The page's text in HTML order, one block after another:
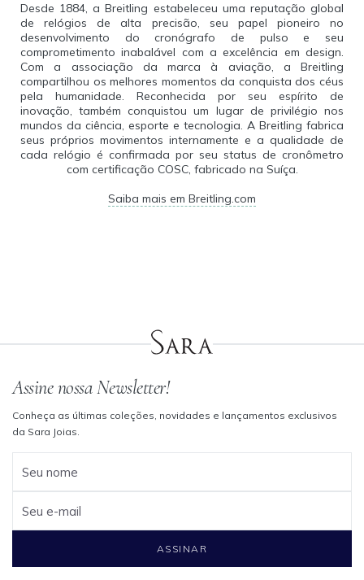
Desde 1884, a Breitling estabeleceu uma reputação global
de relógios de alta precisão, seu papel pioneiro no
desenvolvimento do cronógrafo de pulso e seu
comprometimento inabalável com a excelência em design.
Com a associação da marca à aviação, a Breitling
compartilhou os melhores momentos da conquista dos céus
pela humanidade. Reconhecida por seu espírito de
inovação, também conquistou um lugar de privilégio nos
mundos da ciência, esporte e tecnologia. A Breitling fabrica
seus próprios movimentos internamente e a qualidade de
cada relógio é confirmada por seu status de cronômetro
com certificação COSC, fabricado na Suíça.
Saiba mais em Breitling.com
Assine nossa Newsletter!
Conheça as últimas coleções, novidades e lançamentos exclusivos
da Sara Joias.
Seu nome
Seu e-mail
ASSINAR